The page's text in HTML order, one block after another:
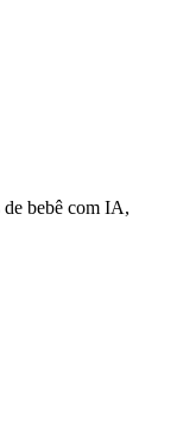
bebê com IA,